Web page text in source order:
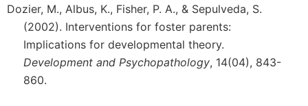
Dozier, M., Albus, K., Fisher, P. A., & Sepulveda, S.
(2002). Interventions for foster parents:
Implications for developmental theory.
Development and Psychopathology, 14(04), 843-
860.